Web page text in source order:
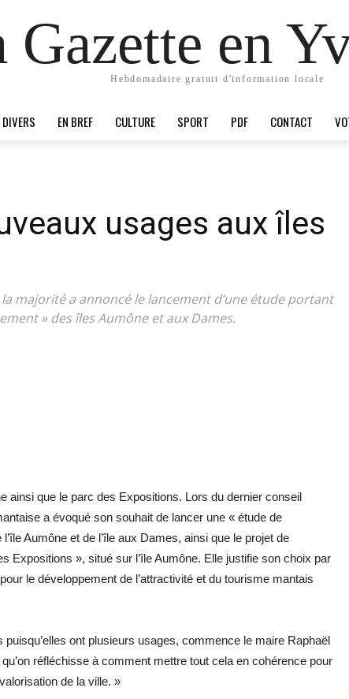
Gazette en
Hebdomadaire gratuit d'information locale
EN BREF CULTURE SPORT PDF CONTACT
usages aux îles
majorité a annoncé le lancement d’une étude portant
» des îles Aumône et aux Dames.
ainsi que le parc des Expositions. Lors du dernier conseil
a évoqué son souhait de lancer une « étude de
Aumône et de l’île aux Dames, ainsi que le projet de
Expositions », situé sur l’île Aumône. Elle justifie son choix par
le développement de l’attractivité et du tourisme mantais
ont plusieurs usages, commence le maire Raphaël
réfléchisse à comment mettre tout cela en cohérence pour
de la ville. »